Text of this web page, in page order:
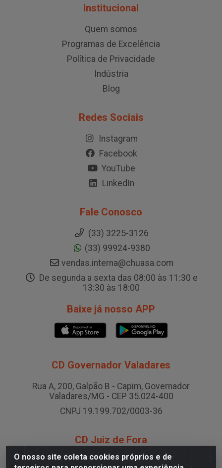
O nosso site coleta cookies próprios e de
Institucional
Quem somos
Programas de Excelência
Política de Privacidade
Indústria
Blog
Redes Sociais
Instagram
Facebook
YouTube
LinkedIn
Fale Conosco
(33) 3225-3126
(33) 99924-9380
vendas.interna@chuasa.com
De segunda a sexta das 08:00 às 11:30 e
13:30 às 18:00
Baixe já nosso APP
CD Governador Valadares
Rua A, 200, Galpão B - Capim, Governador
Valadares/MG - CEP 35.024-400
CNPJ 19.199.702/0003-36
CD Juiz de Fora
Rodovia BR-040 , Nº 0, Área B2 Condominio Brasil